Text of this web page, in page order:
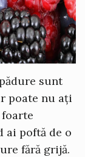
sunt
poate nu ați
foarte
ai poftă de o
fără grijă.